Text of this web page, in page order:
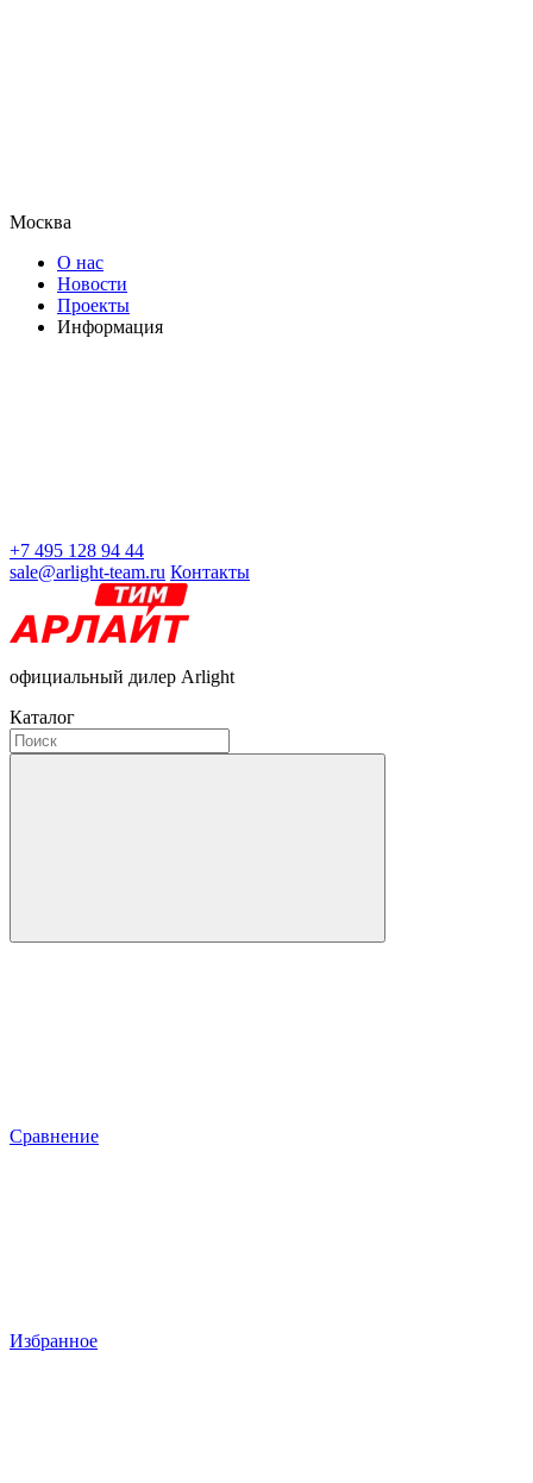
Москва
О нас
Новости
Проекты
Информация
+7 495 128 94 44
sale@arlight-team.ru Контакты
официальный дилер Arlight
Каталог
Сравнение
Избранное